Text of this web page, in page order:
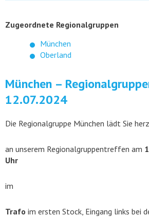
Zugeordnete Regionalgruppen
München
Oberland
München –
12.07.2024
Die Regionalgruppe München lädt Sie
an unserem Regionalgruppentreffen am
Uhr
im
Trafo im ersten Stock, Eingang links bei